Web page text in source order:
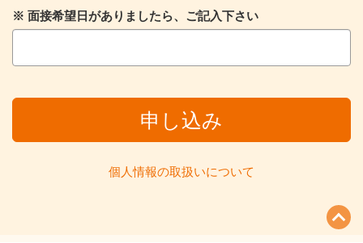
※ 面接希望日がありましたら、ご記入下さい
申し込み
個人情報の取扱いについて